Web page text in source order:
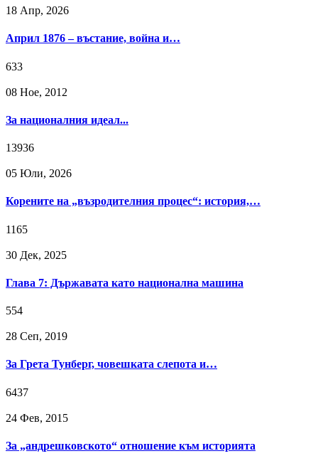
18 Апр, 2026
Април 1876 – въстание, война и…
633
08 Ное, 2012
За националния идеал...
13936
05 Юли, 2026
Корените на „възродителния процес“: история,…
1165
30 Дек, 2025
Глава 7: Държавата като национална машина
554
28 Сeп, 2019
За Грета Тунберг, човешката слепота и…
6437
24 Фев, 2015
За „андрешковското“ отношение към историята